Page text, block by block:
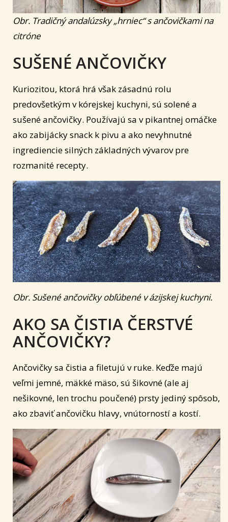
Obr. Tradičný andalúzsky „hrniec“ s ančovičkami na
citróne
SUŠENÉ ANČOVIČKY
Kuriozitou, ktorá hrá však zásadnú rolu
predovšetkým v kórejskej kuchyni, sú solené a
sušené ančovičky. Používajú sa v pikantnej omáčke
ako zabijácky snack k pivu a ako nevyhnutné
ingrediencie silných základných vývarov pre
rozmanité recepty.
Obr. Sušené ančovičky obľúbené v ázijskej kuchyni.
AKO SA ČISTIA ČERSTVÉ
ANČOVIČKY?
Ančovičky sa čistia a filetujú v ruke. Keďže majú
veľmi jemné, mäkké mäso, sú šikovné (ale aj
nešikovné, len trochu poučené) prsty jediný spôsob,
ako zbaviť ančovičku hlavy, vnútorností a kostí.